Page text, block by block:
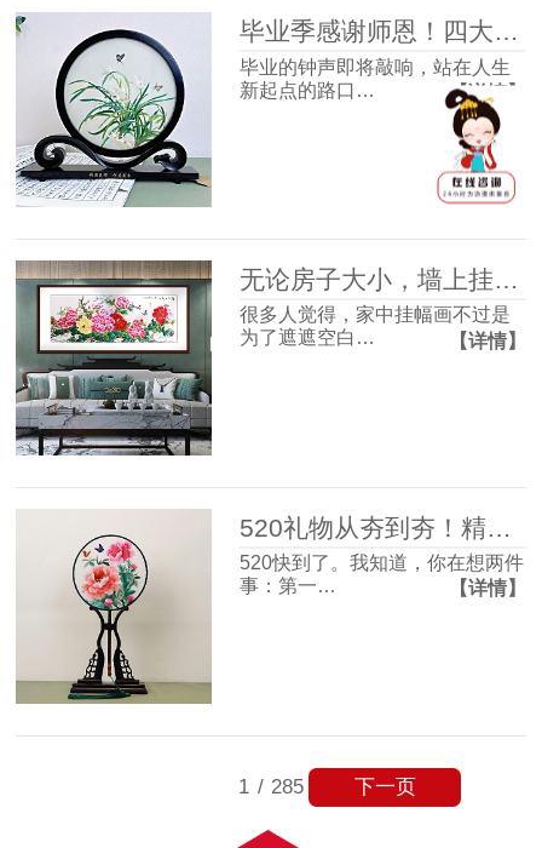
毕业季感谢师恩！四大最受欢迎的礼物清单，送到老师心坎里！
毕业的钟声即将敲响，站在人生
新起点的路口…
【详情】
无论房子大小，墙上挂幅画很有必要，并非迷信，3个理由很现实！
很多人觉得，家中挂幅画不过是
为了遮遮空白…
【详情】
520快到了。我知道，你在想两件
事：第一…
【详情】
1 / 285 下一页